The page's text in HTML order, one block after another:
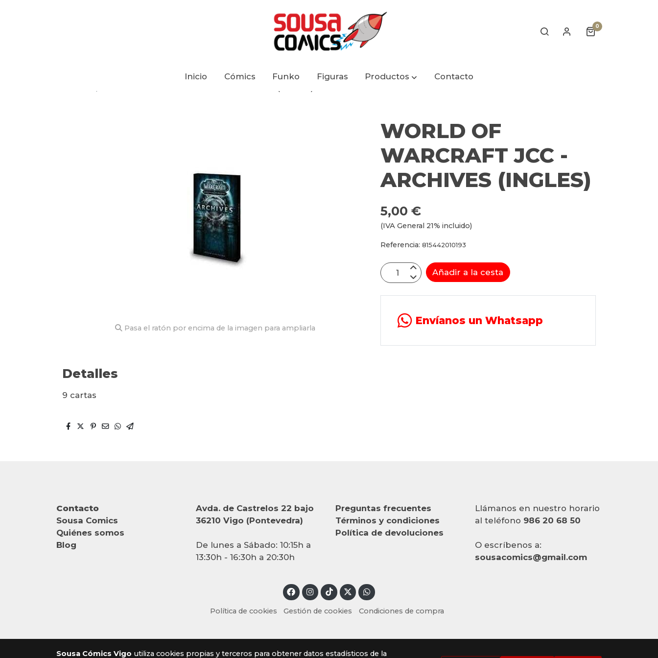
0
Inicio Cómics Funko Figuras Productos
Contacto
Pasa el ratón por encima de la imagen para ampliarla
Detalles
9 cartas
WORLD OF
WARCRAFT JCC -
ARCHIVES (INGLES)
5,00 €
(IVA General 21% incluido)
Referencia:815442010193
Añadir a la cesta
Envíanos un Whatsapp
Contacto
Sousa Comics
Quiénes somos
Blog
Avda. de Castrelos 22 bajo
36210 Vigo (Pontevedra)
De lunes a Sábado: 10:15h a
13:30h - 16:30h a 20:30h
Preguntas frecuentes
Términos y condiciones
Política de devoluciones
Llámanos en nuestro horario
al teléfono 986 20 68 50
O escríbenos a:
sousacomics@gmail.com
Política de cookies Gestión de cookies Condiciones de compra
Sousa Cómics Vigo utiliza cookies propias y terceros para obtener datos estadísticos de la